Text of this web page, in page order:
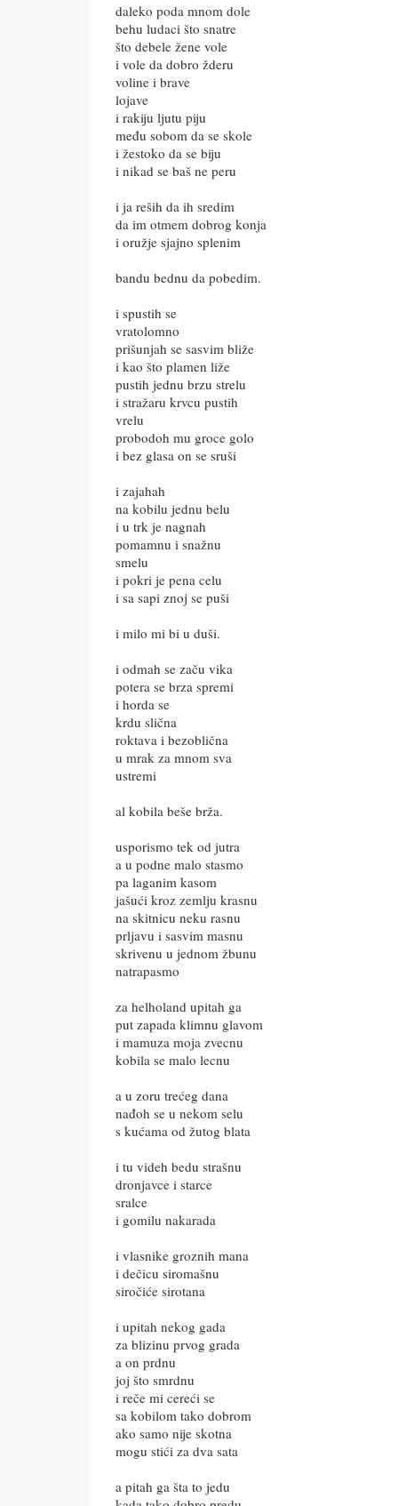
daleko poda mnom dole
behu ludaci što snatre
što debele žene vole
i vole da dobro žderu
voline i brave
lojave
i rakiju ljutu piju
među sobom da se skole
i žestoko da se biju
i nikad se baš ne peru
i ja reših da ih sredim
da im otmem dobrog konja
i oružje sjajno splenim
bandu bednu da pobedim.
i spustih se
vratolomno
prišunjah se sasvim bliže
i kao što plamen liže
pustih jednu brzu strelu
i stražaru krvcu pustih
vrelu
probodoh mu groce golo
i bez glasa on se sruši
i zajahah
na kobilu jednu belu
i u trk je nagnah
pomamnu i snažnu
smelu
i pokri je pena celu
i sa sapi znoj se puši
i milo mi bi u duši.
i odmah se začu vika
potera se brza spremi
i horda se
krdu slična
roktava i bezoblična
u mrak za mnom sva
ustremi
al kobila beše brža.
usporismo tek od jutra
a u podne malo stasmo
pa laganim kasom
jašući kroz zemlju krasnu
na skitnicu neku rasnu
prljavu i sasvim masnu
skrivenu u jednom žbunu
natrapasmo
za helholand upitah ga
put zapada klimnu glavom
i mamuza moja zvecnu
kobila se malo lecnu
a u zoru trećeg dana
nađoh se u nekom selu
s kućama od žutog blata
i tu videh bedu strašnu
dronjavce i starce
sralce
i gomilu nakarada
i vlasnike groznih mana
i dečicu siromašnu
siročiće sirotana
i upitah nekog gada
za blizinu prvog grada
a on prdnu
joj što smrdnu
i reče mi cereći se
sa kobilom tako dobrom
ako samo nije skotna
mogu stići za dva sata
a pitah ga šta to jedu